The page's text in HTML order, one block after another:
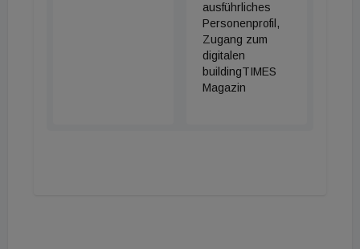
ausführliches
Personenprofil,
Zugang zum
digitalen
buildingTIMES
Magazin